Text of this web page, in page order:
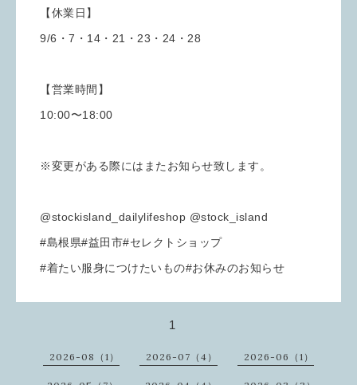
【休業日】
9/6・7・14・21・23・24・28
【営業時間】
10:00〜18:00
※変更がある際にはまたお知らせ致します。
@stockisland_dailylifeshop @stock_island
#島根県#益田市#セレクトショップ
#着たい服身につけたいもの#お休みのお知らせ
1
2026-08（1） 2026-07（4） 2026-06（1）